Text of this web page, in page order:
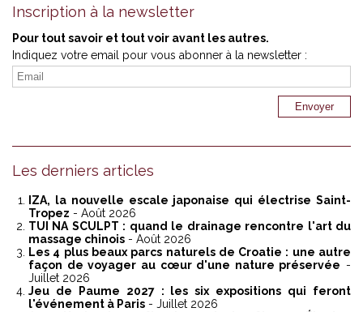
Inscription à la newsletter
Pour tout savoir et tout voir avant les autres.
Indiquez votre email pour vous abonner à la newsletter :
Les derniers articles
IZA, la nouvelle escale japonaise qui électrise Saint-
Tropez - Août 2026
TUI NA SCULPT : quand le drainage rencontre l'art du
massage chinois - Août 2026
Les 4 plus beaux parcs naturels de Croatie : une autre
façon de voyager au cœur d'une nature préservée -
Juillet 2026
Jeu de Paume 2027 : les six expositions qui feront
l'événement à Paris - Juillet 2026